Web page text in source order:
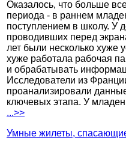
Оказалось, что больше
периода - в раннем
поступлением в школу. У
проводивших перед
лет были несколько хуже
хуже работала рабочая
и обрабатывать
Исследователи из
проанализировали
ключевых этапа. У
...>>
Умные жилеты,